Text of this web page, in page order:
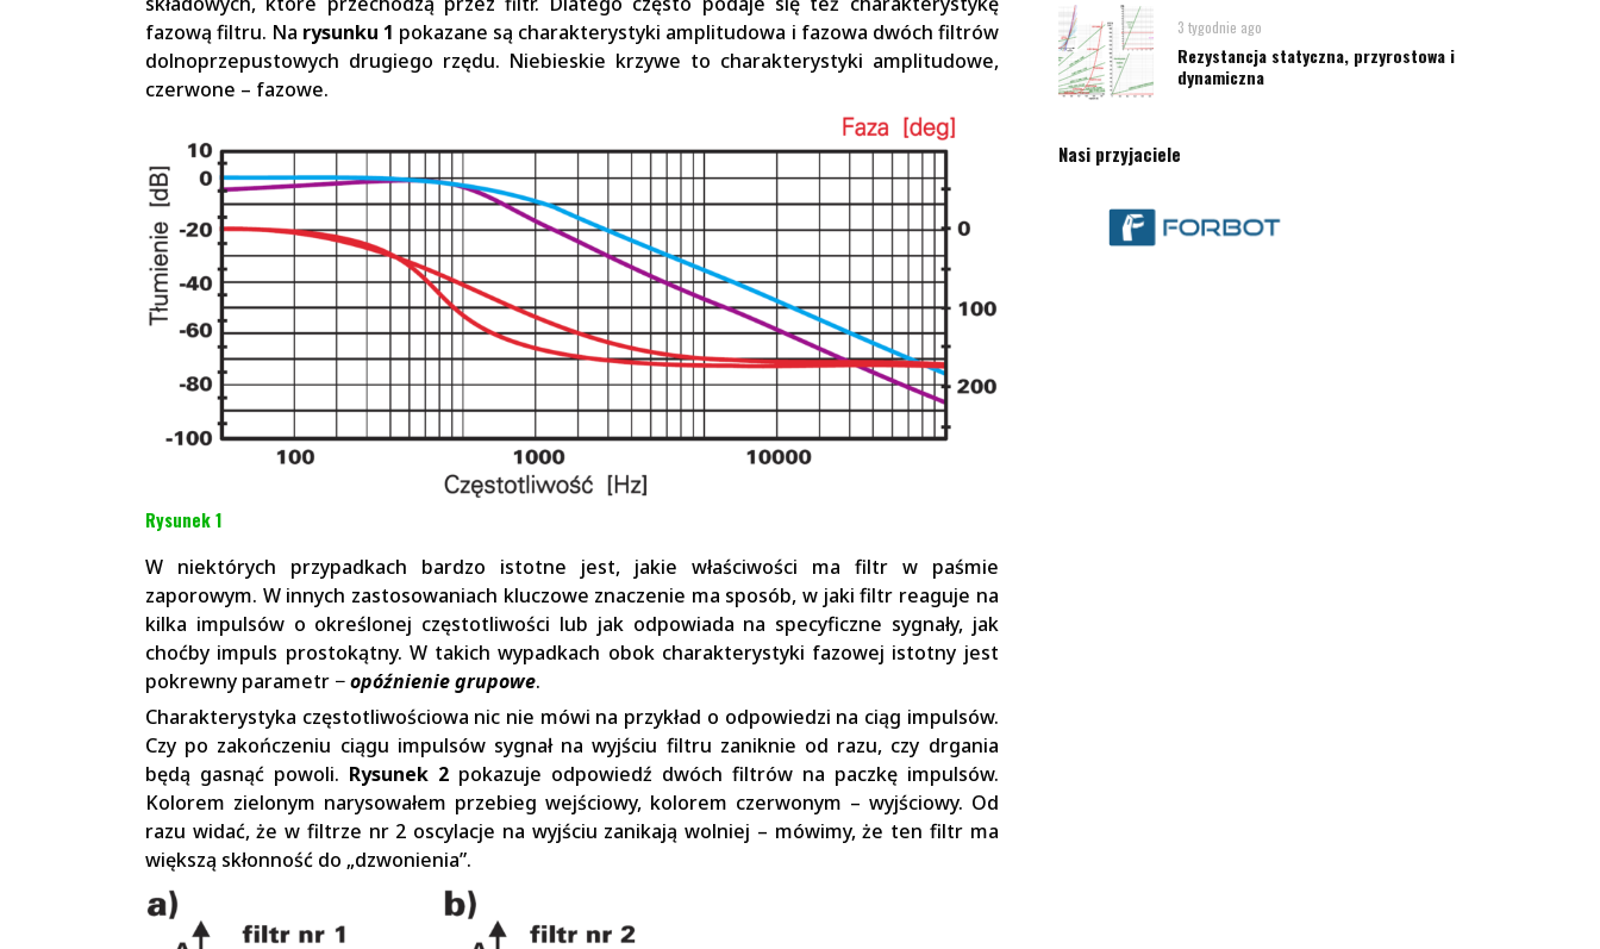
fazową filtru. Na rysunku 1 pokazane są charakterystyki amplitudowa i fazowa dwóch filtrów
dolnoprzepustowych drugiego rzędu. Niebieskie krzywe to charakterystyki amplitudowe,
czerwone – fazowe.
Rysunek 1
W niektórych przypadkach bardzo istotne jest, jakie właściwości ma filtr w paśmie
zaporowym. W innych zastosowaniach kluczowe znaczenie ma sposób, w jaki filtr reaguje na
kilka impulsów o określonej częstotliwości lub jak odpowiada na specyficzne sygnały, jak
choćby impuls prostokątny. W takich wypadkach obok charakterystyki fazowej istotny jest
pokrewny parametr −opóźnienie grupowe.
Charakterystyka częstotliwościowa nic nie mówi na przykład o odpowiedzi na ciąg impulsów.
Czy po zakończeniu ciągu impulsów sygnał na wyjściu filtru zaniknie od razu, czy drgania
będą gasnąć powoli. Rysunek 2pokazuje odpowiedź dwóch filtrów na paczkę impulsów.
Kolorem zielonym narysowałem przebieg wejściowy, kolorem czerwonym – wyjściowy. Od
razu widać, że w filtrze nr 2 oscylacje na wyjściu zanikają wolniej – mówimy, że ten filtr ma
większą skłonność do „dzwonienia”.
3 tygodnie ago
Rezystancja statyczna, przyrostowa i
dynamiczna
Nasi przyjaciele